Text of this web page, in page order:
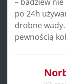
po 24h
drobne
pewnością